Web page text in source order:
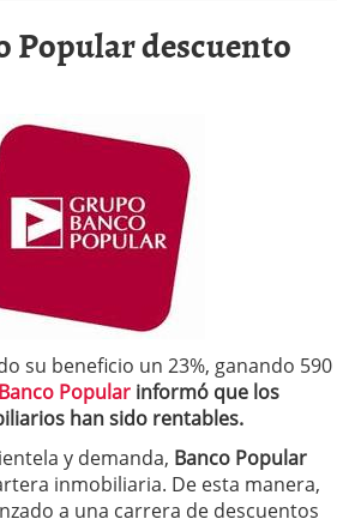
Popular descuento
su beneficio un 23%, ganando 590
Banco Popular informó que los
han sido rentables.
y demanda, Banco Popular
inmobiliaria. De esta manera,
a una carrera de descuentos